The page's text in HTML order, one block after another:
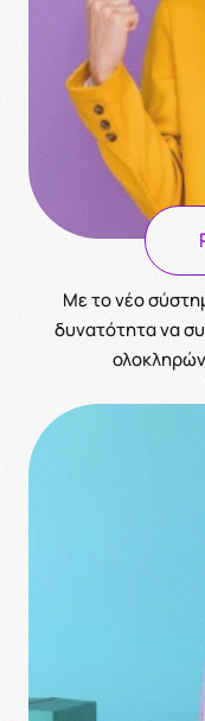
Με το νέο
δυνατότητα να